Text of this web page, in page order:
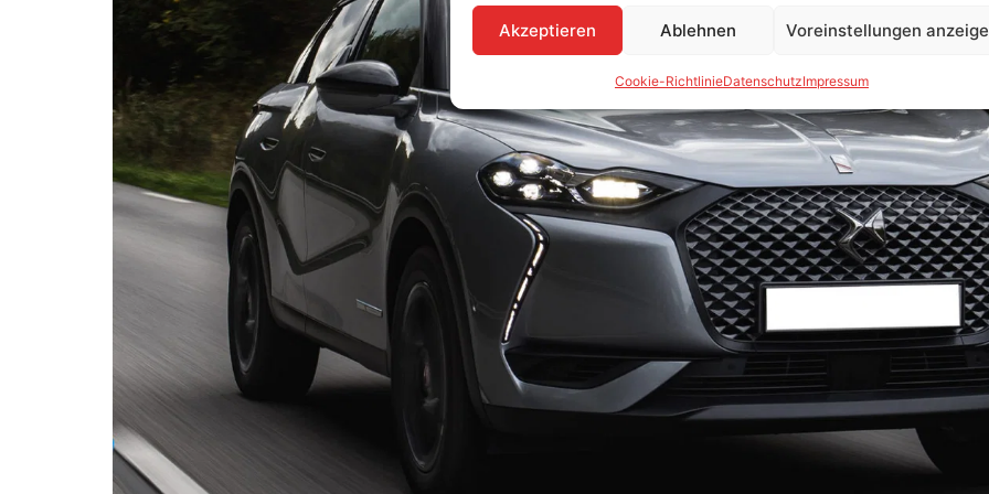
Akzeptieren Ablehnen Voreinstellungen
Cookie-RichtlinieDatenschutzImpressum